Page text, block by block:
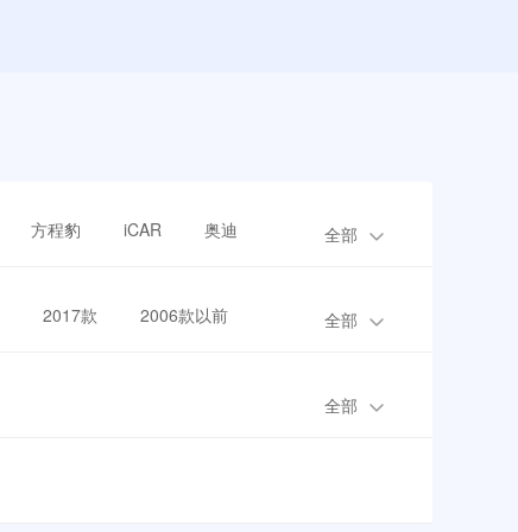
方程豹 iCAR 奥迪 全部
2017款 2006款以前 全部
全部